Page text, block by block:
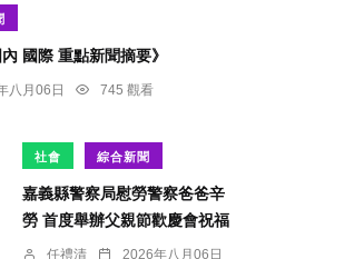
國際 重點新聞摘要》
八月06日
745 觀看
社會 綜合新聞
嘉義縣警察局慰勞警察爸爸辛
勞 首度舉辦父親節歡慶會祝福
任禮清
2026年八月06日